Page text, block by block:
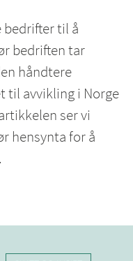
til å
bedriften tar
håndtere
til avvikling i Norge
ser vi
hensynta for å